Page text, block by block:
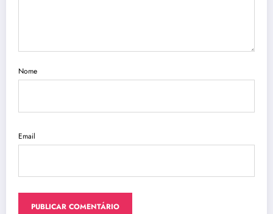
Nome
Email